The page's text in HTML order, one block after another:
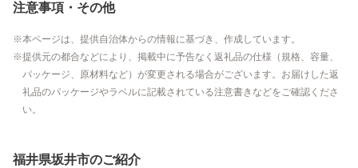
注意事項・その他
本ページは、提供自治体からの情報に基づき、作成しています。
提供元の都合などにより、掲載中に予告なく返礼品の仕様（規格、容量、
パッケージ、原材料など）が変更される場合がございます。お届けした返
礼品のパッケージやラベルに記載されている注意書きなどをご確認くださ
い。
福井県坂井市のご紹介